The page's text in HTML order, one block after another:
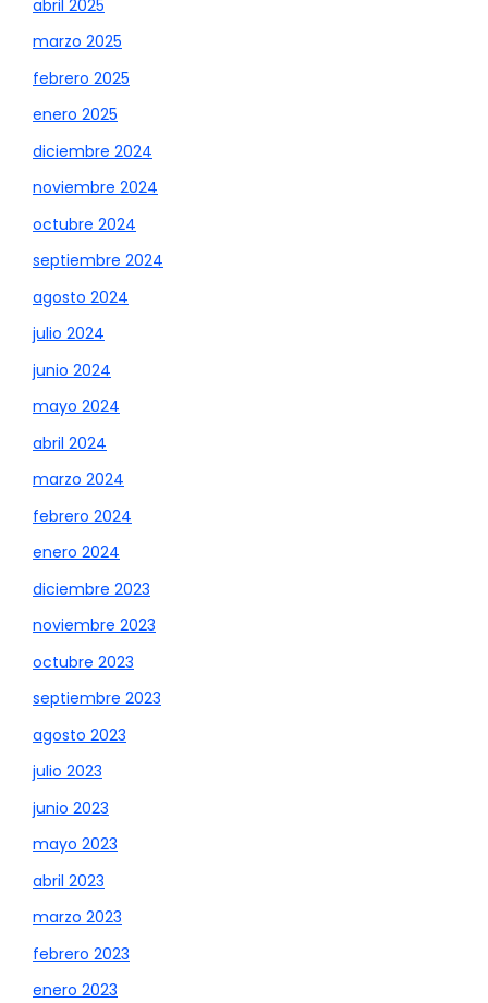
abril 2025
marzo 2025
febrero 2025
enero 2025
diciembre 2024
noviembre 2024
octubre 2024
septiembre 2024
agosto 2024
julio 2024
junio 2024
mayo 2024
abril 2024
marzo 2024
febrero 2024
enero 2024
diciembre 2023
noviembre 2023
octubre 2023
septiembre 2023
agosto 2023
julio 2023
junio 2023
mayo 2023
abril 2023
marzo 2023
febrero 2023
enero 2023